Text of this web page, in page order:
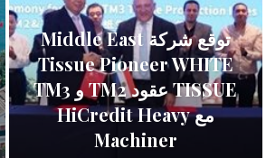
توقع شركة Middle East
Tissue Pioneer WHITE
TISSUE عقود TM2 و TM3
مع HiCredit Heavy
Machiner